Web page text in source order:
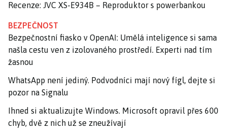
Recenze: JVC XS-E934B – Reproduktor s powerbankou
BEZPEČNOST
Bezpečnostní fiasko v OpenAI: Umělá inteligence si sama
našla cestu ven z izolovaného prostředí. Experti nad tím
žasnou
WhatsApp není jediný. Podvodníci mají nový fígl, dejte si
pozor na Signalu
Ihned si aktualizujte Windows. Microsoft opravil přes 600
chyb, dvě z nich už se zneužívají